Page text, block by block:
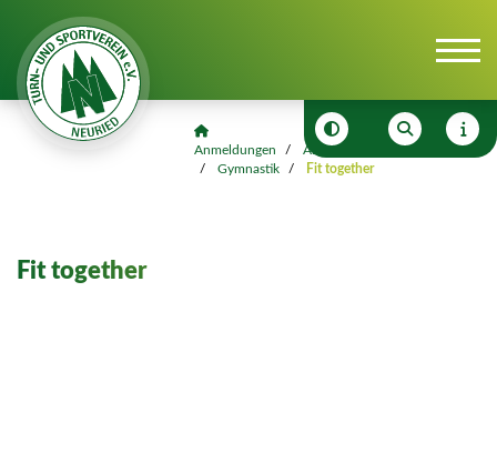
Anmeldungen Anmeldungen
Gymnastik
Fit together
Fit together